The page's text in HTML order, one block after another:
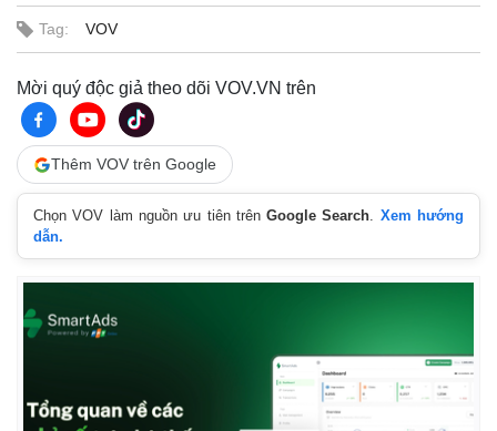
Tag: VOV
Mời quý độc giả theo dõi VOV.VN trên
Thêm VOV trên Google
Chọn VOV làm nguồn ưu tiên trênGoogle Search. Xem hướng
dẫn.